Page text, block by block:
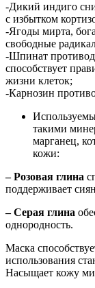
-Дикий индиго
с избытком
-Ягоды мирта,
свободные
-Шпинат
способствует
жизни клеток;
-Карнозин
такими
марганец,
кожи:
– Розовая глина
поддерживает
– Серая глина
однородность.
Маска
использования
Насыщает кожу